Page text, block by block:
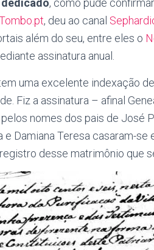
, como pude
, deu ao canal
além do seu, entre eles o
assinatura anual.
uma excelente indexação
Fiz a assinatura – afinal
pelos nomes dos pais de José
Damiana Teresa casaram-se
desse matrimônio que